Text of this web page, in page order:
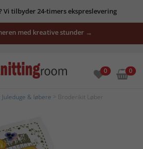
Vi tilbyder 24-timers ekspreslevering
med kreative stunder →
0 0
Juleduge & løbere > Broderikit Løber